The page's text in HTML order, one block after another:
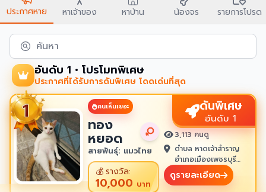
ประกาศหาย หาเจ้าของ หาบ้าน น้องจร รายการโปรด
ค้นหา
อันดับ 1 • โปรโมทพิเศษ
ประกาศที่ได้รับการดันพิเศษ โดดเด่นที่สุด
คนเห็นเยอะ
ทอง
หยอด
สายพันธุ์: แมวไทย
💰รางวัล:
10,000 บาท
ดันพิเศษ
อันดับ 1
3,113 คนดู
ตำบล หาดเจ้าสำราญ
อำเภอเมืองเพชรบุรี
เพชรบุรี 76100
ดูรายละเอียด